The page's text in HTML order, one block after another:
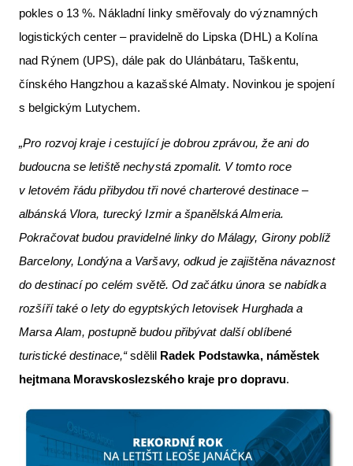
pokles o 13 %. Nákladní linky směřovaly do významných
logistických center – pravidelně do Lipska (DHL) a Kolína
nad Rýnem (UPS), dále pak do Ulánbátaru, Taškentu,
čínského Hangzhou a kazašské Almaty. Novinkou je spojení
s belgickým Lutychem.
„Pro rozvoj kraje i cestující je dobrou zprávou, že ani do
budoucna se letiště nechystá zpomalit. V tomto roce
v letovém řádu přibydou tři nové charterové destinace –
albánská Vlora, turecký Izmir a španělská Almeria.
Pokračovat budou pravidelné linky do Málagy, Girony poblíž
Barcelony, Londýna a Varšavy, odkud je zajištěna návaznost
do destinací po celém světě. Od začátku února se nabídka
rozšíří také o lety do egyptských letovisek Hurghada a
Marsa Alam, postupně budou přibývat další oblíbené
turistické destinace,“sdělil Radek Podstawka, náměstek
hejtmana Moravskoslezského kraje pro dopravu.